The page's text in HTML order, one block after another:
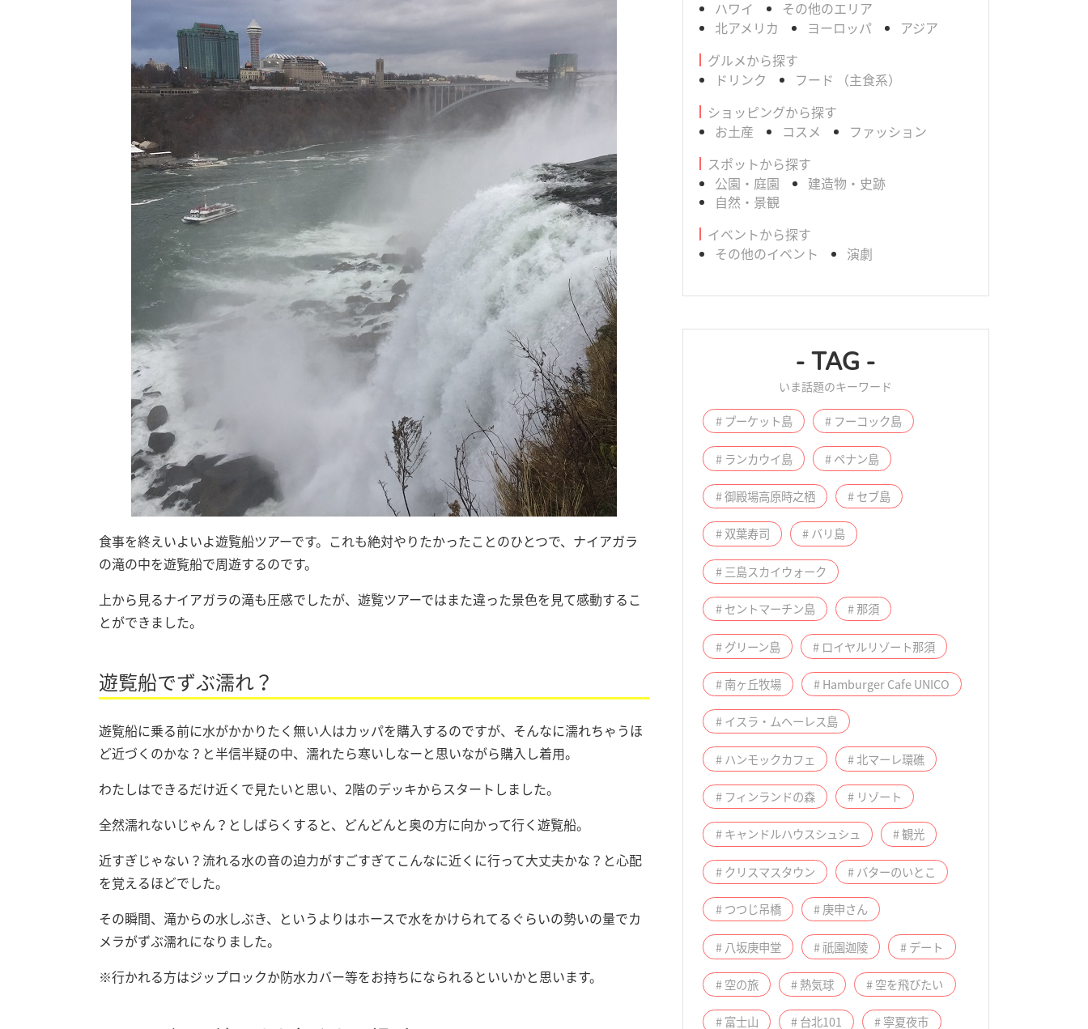
食事を終えいよいよ遊覧船ツアーです。これも絶対やりたかったことのひとつで、ナイアガラ
の滝の中を遊覧船で周遊するのです。
上から見るナイアガラの滝も圧感でしたが、遊覧ツアーではまた違った景色を見て感動するこ
とができました。
遊覧船でずぶ濡れ？
遊覧船に乗る前に水がかかりたく無い人はカッパを購入するのですが、そんなに濡れちゃうほ
ど近づくのかな？と半信半疑の中、濡れたら寒いしなーと思いながら購入し着用。
わたしはできるだけ近くで見たいと思い、2階のデッキからスタートしました。
全然濡れないじゃん？としばらくすると、どんどんと奥の方に向かって行く遊覧船。
近すぎじゃない？流れる水の音の迫力がすごすぎてこんなに近くに行って大丈夫かな？と心配
を覚えるほどでした。
その瞬間、滝からの水しぶき、というよりはホースで水をかけられてるぐらいの勢いの量でカ
メラがずぶ濡れになりました。
※行かれる方はジップロックか防水カバー等をお持ちになられるといいかと思います。
ハワイ
その他のエリア
北アメリカ
ヨーロッパ アジア
グルメから探す
ドリンク フード （主食系）
ショッピングから探す
お土産 コスメ ファッション
スポットから探す
公園・庭園
建造物・史跡
自然・景観
イベントから探す
その他のイベント 演劇
- TAG -
いま話題のキーワード
# プーケット島 # フーコック島
# ランカウイ島 # ペナン島
# 御殿場高原時之栖 # セブ島
# 双葉寿司 # バリ島
# 三島スカイウォーク
# セントマーチン島 # 那須
# グリーン島 # ロイヤルリゾート那須
# 南ヶ丘牧場 # Hamburger Cafe UNICO
# イスラ・ムヘーレス島
# ハンモックカフェ # 北マーレ環礁
# フィンランドの森 # リゾート
# キャンドルハウスシュシュ # 観光
# クリスマスタウン # バターのいとこ
# つつじ吊橋 # 庚申さん
# 八坂庚申堂 # 祇園迦陵 # デート
# 空の旅 # 熱気球 # 空を飛びたい
# 富士山 # 台北101 # 寧夏夜市